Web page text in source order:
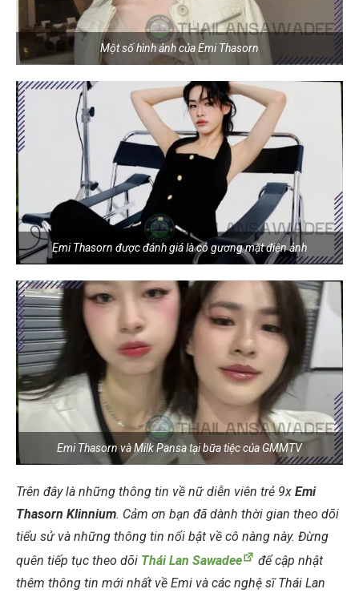
Một số hình ảnh của Emi Thasorn
Emi Thasorn được đánh giá là có gương mặt điện ảnh
Emi Thasorn và Milk Pansa tại bữa tiệc của GMMTV
Trên đây là những thông tin về nữ diễn viên trẻ 9x Emi
Thasorn Klinnium. Cảm ơn bạn đã dành thời gian theo dõi
tiểu sử và những thông tin nổi bật về cô nàng này. Đừng
quên tiếp tục theo dõi Thái Lan Sawadee
để cập nhật
thêm thông tin mới nhất về Emi và các nghệ sĩ Thái Lan